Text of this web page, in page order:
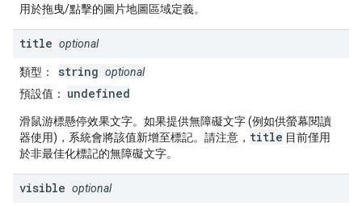
用於拖曳/點擊的圖片地圖區域定義。
title optional
類型： string optional
預設值：
undefined
滑鼠游標懸停效果文字。如果提供無障礙文字 (例如供螢幕閱讀
器使用)，系統會將該值新增至標記。請注意， title 目前僅用
於非最佳化標記的無障礙文字。
visible optional